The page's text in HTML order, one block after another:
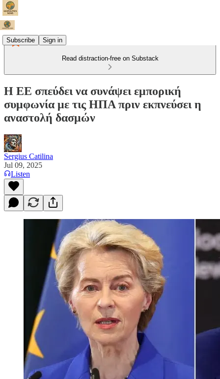
Subscribe Sign in
Read distraction-free on Substack
Η ΕΕ σπεύδει να συνάψει εμπορική
συμφωνία με τις ΗΠΑ πριν εκπνεύσει η
αναστολή δασμών
Sergius Catilina
Jul 09, 2025
Listen